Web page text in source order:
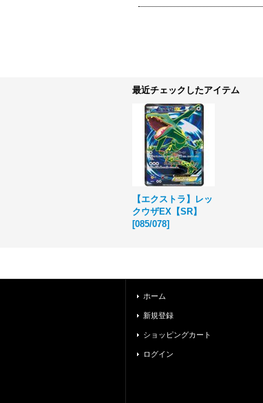
最近チェックしたアイテム
【エクストラ】レッ
クウザEX【SR】
[085/078]
ホーム
新規登録
ショッピングカート
ログイン